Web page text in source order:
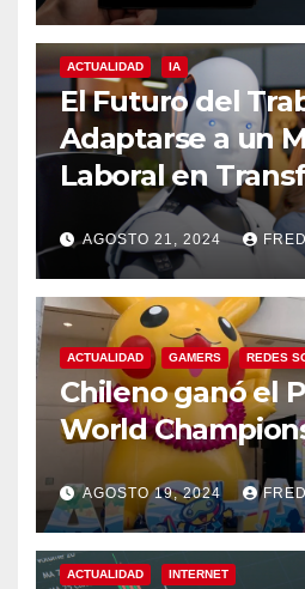
ACTUALIDAD IA
El Futuro del
Adaptarse a un
Laboral en
AGOSTO 21, 2024
ACTUALIDAD GAMERS REDES
Chileno ganó el
World
AGOSTO 19, 2024
ACTUALIDAD INTERNET